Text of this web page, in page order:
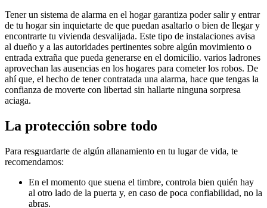
Tener un sistema de alarma en el hogar garantiza poder salir y entrar
de tu hogar sin inquietarte de que puedan asaltarlo o bien de llegar y
encontrarte tu vivienda desvalijada. Este tipo de instalaciones avisa
al dueño y a las autoridades pertinentes sobre algún movimiento o
entrada extraña que pueda generarse en el domicilio. varios ladrones
aprovechan las ausencias en los hogares para cometer los robos. De
ahí que, el hecho de tener contratada una alarma, hace que tengas la
confianza de moverte con libertad sin hallarte ninguna sorpresa
aciaga.
La protección sobre todo
Para resguardarte de algún allanamiento en tu lugar de vida, te
recomendamos:
En el momento que suena el timbre, controla bien quién hay
al otro lado de la puerta y, en caso de poca confiabilidad, no la
abras.